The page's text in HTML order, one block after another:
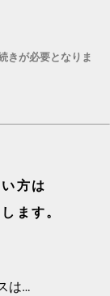
きが必要となりま
方は
ます。
は…